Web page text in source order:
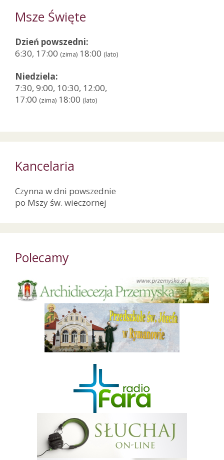
Msze Święte
Dzień powszedni:
6:30, 17:00 (zima) 18:00 (lato)
Niedziela:
7:30, 9:00, 10:30, 12:00,
17:00 (zima) 18:00 (lato)
Kancelaria
Czynna w dni powszednie
po Mszy św. wieczornej
Polecamy